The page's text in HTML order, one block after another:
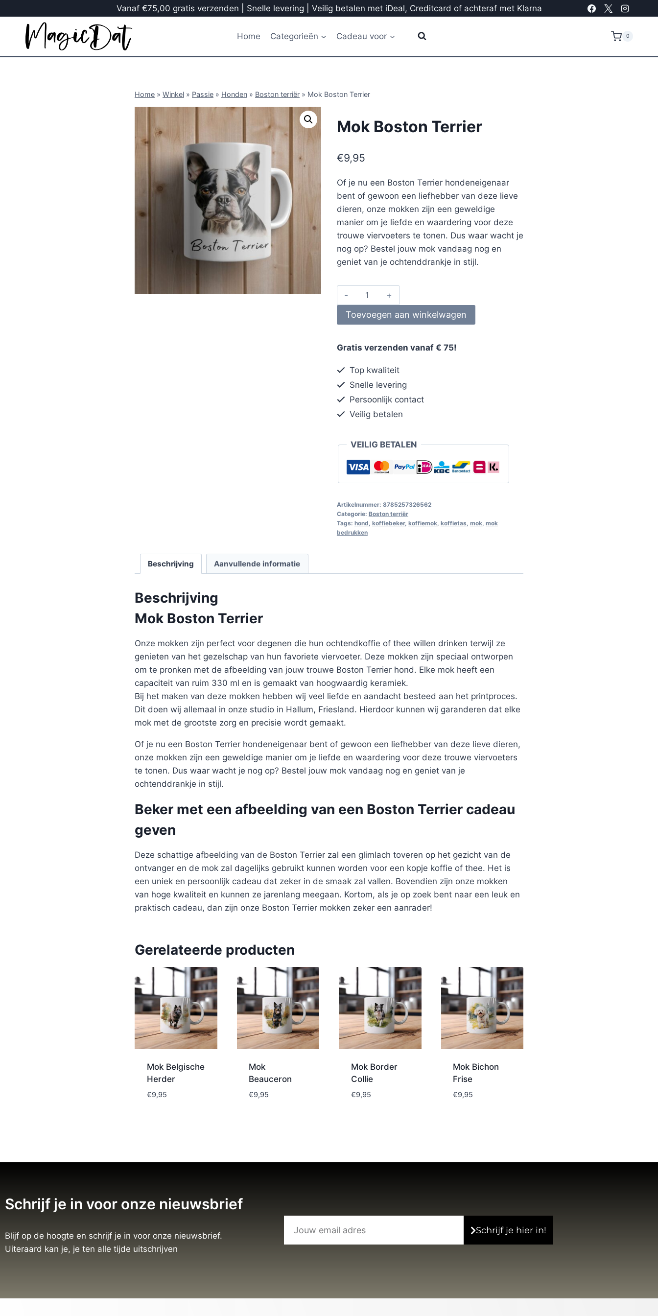
Vanaf €75,00 gratis verzenden | Snelle levering | Veilig betalen met iDeal, Creditcard of achteraf met Klarna
Home Categorieën Cadeau voor 0
Home » Winkel » Passie » Honden » Boston terriër » Mok Boston Terrier
Mok Boston Terrier
€9,95
Of je nu een Boston Terrier hondeneigenaar
bent of gewoon een liefhebber van deze lieve
dieren, onze mokken zijn een geweldige
manier om je liefde en waardering voor deze
trouwe viervoeters te tonen. Dus waar wacht je
nog op? Bestel jouw mok vandaag nog en
geniet van je ochtenddrankje in stijl.
Toevoegen aan winkelwagen
Gratis verzenden vanaf € 75!
Top kwaliteit
Snelle levering
Persoonlijk contact
Veilig betalen
VEILIG BETALEN
Artikelnummer: 8785257326562
Categorie: Boston terriër
Tags: hond koffiebeker, koffiemok, koffietas mok, mok
bedrukken
Beschrijving Aanvullende informatie
Beschrijving
Mok Boston Terrier
Onze mokken zijn perfect voor degenen die hun ochtendkoffie of thee willen drinken terwijl ze
genieten van het gezelschap van hun favoriete viervoeter. Deze mokken zijn speciaal ontworpen
om te pronken met de afbeelding van jouw trouwe Boston Terrier hond. Elke mok heeft een
capaciteit van ruim 330 ml en is gemaakt van hoogwaardig keramiek.
Bij het maken van deze mokken hebben wij veel liefde en aandacht besteed aan het printproces.
Dit doen wij allemaal in onze studio in Hallum, Friesland. Hierdoor kunnen wij garanderen dat elke
mok met de grootste zorg en precisie wordt gemaakt.
Of je nu een Boston Terrier hondeneigenaar bent of gewoon een liefhebber van deze lieve dieren,
onze mokken zijn een geweldige manier om je liefde en waardering voor deze trouwe viervoeters
te tonen. Dus waar wacht je nog op? Bestel jouw mok vandaag nog en geniet van je
ochtenddrankje in stijl.
Beker met een afbeelding van een Boston Terrier cadeau
geven
Deze schattige afbeelding van de Boston Terrier zal een glimlach toveren op het gezicht van de
ontvanger en de mok zal dagelijks gebruikt kunnen worden voor een kopje koffie of thee. Het is
een uniek en persoonlijk cadeau dat zeker in de smaak zal vallen. Bovendien zijn onze mokken
van hoge kwaliteit en kunnen ze jarenlang meegaan. Kortom, als je op zoek bent naar een leuk en
praktisch cadeau, dan zijn onze Boston Terrier mokken zeker een aanrader!
Gerelateerde producten
Mok Belgische
Herder
€9,95
Mok
Beauceron
€9,95
Mok Border
Collie
€9,95
Mok Bichon
Frise
€9,95
Schrijf je in voor onze nieuwsbrief
Blijf op de hoogte en schrijf je in voor onze nieuwsbrief.
Uiteraard kan je, je ten alle tijde uitschrijven
Schrijf je hier in!